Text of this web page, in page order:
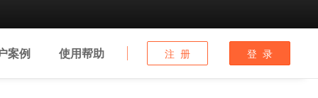
案例 使用帮助 注 册 登 录